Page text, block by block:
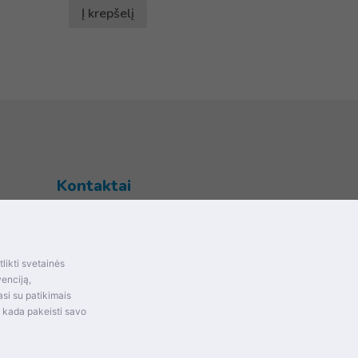
Į krepšelį
ir
Kontaktai
svetainės
su patikimais
kada pakeisti savo